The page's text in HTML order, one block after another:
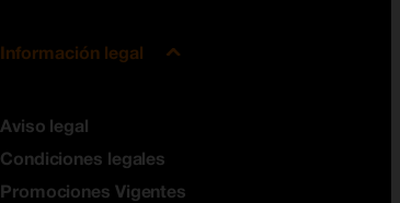
Información legal
Aviso legal
Condiciones legales
Promociones Vigentes